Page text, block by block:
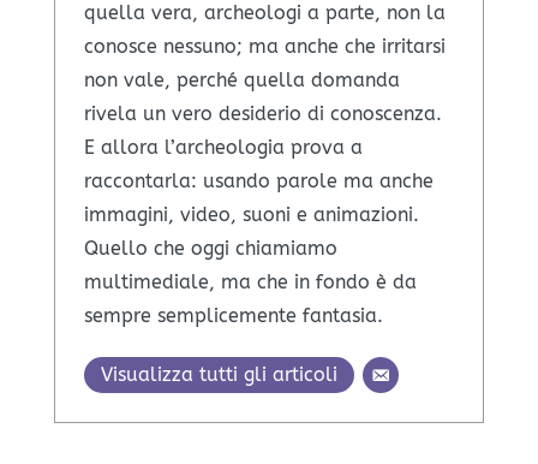
quella vera, archeologi a parte, non la
conosce nessuno; ma anche che irritarsi
non vale, perché quella domanda
rivela un vero desiderio di conoscenza.
E allora l’archeologia prova a
raccontarla: usando parole ma anche
immagini, video, suoni e animazioni.
Quello che oggi chiamiamo
multimediale, ma che in fondo è da
sempre semplicemente fantasia.
Visualizza tutti gli articoli